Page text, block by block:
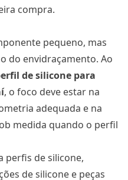
compra.
pequeno, mas
do envidraçamento. Ao
de silicone para
, o foco deve estar na
adequada e na
medida quando o perfil
perfis de silicone,
de silicone e peças